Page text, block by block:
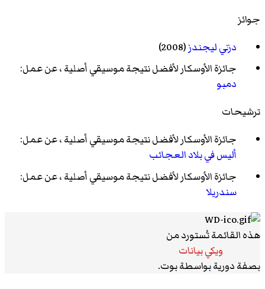
جوائز
دزني ليجندز(2008)
جائزة الأوسكار لأفضل نتيجة موسيقي أصلية، عن عمل:
دمبو
ترشيحات
جائزة الأوسكار لأفضل نتيجة موسيقي أصلية، عن عمل:
أليس في بلاد العجائب
جائزة الأوسكار لأفضل نتيجة موسيقي أصلية، عن عمل:
سندريلا
هذه القائمة تُستورد من
ويكي بيانات
بصفة دورية بواسطة بوت.